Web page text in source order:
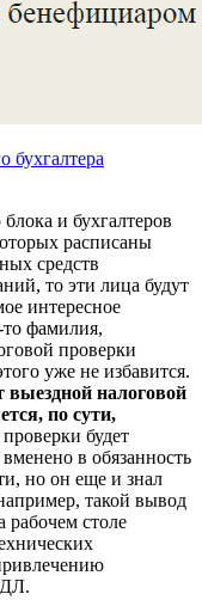
бухгалтера
и бухгалтеров
расписаны
средств
то эти лица будут
интересное
то фамилия,
проверки
уже не избавится.
выездной налоговой
по сути,
будет
в обязанность
но он еще и знал
такой вывод
рабочем столе